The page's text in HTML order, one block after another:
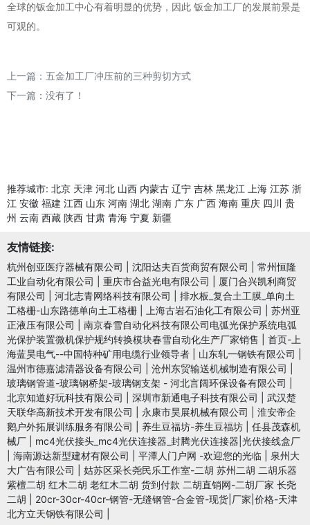
全球的钣金加工中心有着明显的优势，因此 钣金加工厂的发展前景是
可观的。
上一篇： 五金加工厂冲压前的三种剪切方式
下一篇：没有了！
推荐城市: 北京 天津 河北 山西 内蒙古 辽宁 吉林 黑龙江 上海 江苏 浙
江 安徽 福建 江西 山东 河南 湖北 湖南 广东 广西 海南 重庆 四川 贵
州 云南 西藏 陕西 甘肃 青海 宁夏 新疆
友情链接:
杭州创亚医疗器械有限公司 沈阳达夫百货商贸有限公司
常州恒隆
工业自动化有限公司
重庆市合益光电有限公司
厦门合兴凯利商贸
有限公司
河北志青网络科技有限公司
排水板_复合土工膜_单向土
工格栅-山东路德单向土工格栅
上海古岩石油化工有限公司
苏州亚
正液压有限公司
南京春雪自动化科技有限公司电弧光保护系统电弧
光保护装置微机保护规约转换模块春雪自动化生产厂家销售
首页-上
海蓝昊电气--中国特种矿用电缆行业领导者
山东轧一钢铁有限公司
温州市德嘉滤清器设备有限公司
沧州东贸输送机械制造有限公司
玻璃钢管道-玻璃钢桥架-玻璃钢支架 - 河北言阔环保设备有限公司
北京知道好玩科技有限公司
深圳市新通电子科技有限公司
武汉楚
天联华高新技术开发有限公司
永康市昊展机械有限公司
淮安帝企
鹅户外拓展训练服务有限公司
养生豆福坊-养生豆福坊
任县茂森机
械厂
mc4光伏接头_mc4光伏连接器_封腾光伏连接器|光伏接线盒厂
海南源达新型建材有限公司 平潭人门户网 -欢迎您的光临
泉州大
大广告有限公司
姑苏区采长尧民乐工作室-二胡 苏州二胡 二胡乐器
紫檀二胡 红木二胡 老红木二胡 货到付款 二胡直销网-二胡厂家 长尧
二胡
20cr-30cr-40cr-钢管-无缝钢管-合金管-现货|厂家|价格-天津
北方立天钢铁有限公司